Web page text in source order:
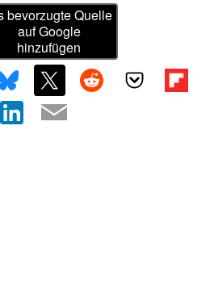
bevorzugte Quelle
auf Google
hinzufügen